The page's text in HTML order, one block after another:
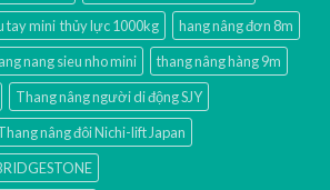
tay mini thủy lực 1000kg
hang nâng đơn 8m
nang sieu nho mini
thang nâng hàng 9m
Thang nâng người di động SJY
nâng đôi Nichi-lift Japan